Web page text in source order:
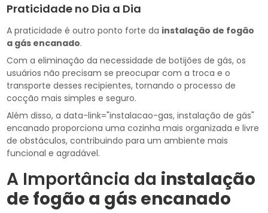
Praticidade no Dia a Dia
A praticidade é outro ponto forte da instalação de fogão
a gás encanado.
Com a eliminação da necessidade de botijões de gás, os
usuários não precisam se preocupar com a troca e o
transporte desses recipientes, tornando o processo de
cocção mais simples e seguro.
Além disso, a data-link="instalacao-gas, instalação de gás"
encanado proporciona uma cozinha mais organizada e livre
de obstáculos, contribuindo para um ambiente mais
funcional e agradável.
A Importância da instalação
de fogão a gás encanado